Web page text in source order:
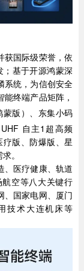
获国际级荣誉，依
；基于开源鸿蒙深
系统，为信创安全
终端产品矩阵，
蒙版）、东集小码
自主1超高频
版、防爆版、星
。
、医疗健康、轨道
空等八大关键行
、国家电网、厦门
技术大连机床等